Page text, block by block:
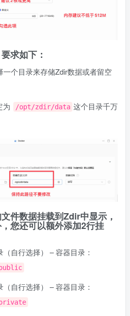
求如下：
一个目录来存储Zdir数据或者留空
为
/opt/zdir/data 这个目录千万
件数据挂载到Zdir中显示，
您还可以额外添加2行挂
自行选择） – 容器目录：
自行选择） – 容器目录：